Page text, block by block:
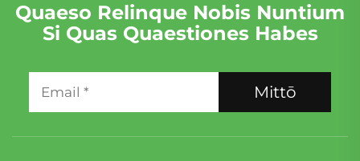
Quaeso Relinque Nobis Nuntium
Si Quas Quaestiones Habes
Mittō